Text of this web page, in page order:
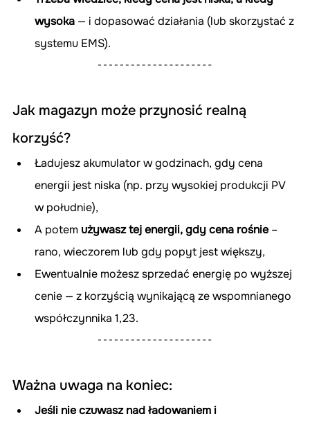
wysoka — i dopasować działania (lub skorzystać z
systemu EMS).
Jak magazyn może przynosić realną
korzyść?
Ładujesz akumulator w godzinach, gdy cena
energii jest niska (np. przy wysokiej produkcji PV
w południe),
A potem używasz tej energii, gdy cena rośnie –
rano, wieczorem lub gdy popyt jest większy,
Ewentualnie możesz sprzedać energię po wyższej
cenie — z korzyścią wynikającą ze wspomnianego
współczynnika 1,23.
Ważna uwaga na koniec:
Jeśli nie czuwasz nad ładowaniem i